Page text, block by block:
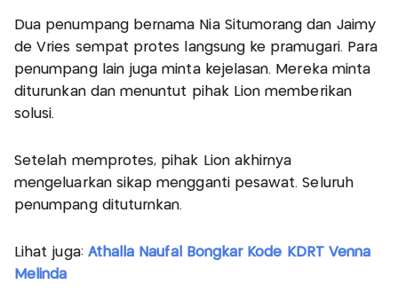
Dua penumpang bernama Nia Situmorang dan Jaimy
de Vries sempat protes langsung ke pramugari. Para
penumpang lain juga minta kejelasan. Mereka minta
diturunkan dan menuntut pihak Lion memberikan
solusi.
Setelah memprotes, pihak Lion akhirnya
mengeluarkan sikap mengganti pesawat. Seluruh
penumpang dituturnkan.
Lihat juga: Athalla Naufal Bongkar Kode KDRT Venna
Melinda